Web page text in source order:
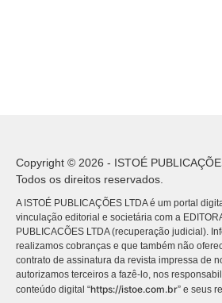
Copyright © 2026 - ISTOÉ
Todos os direitos reservados.
A ISTOÉ PUBLICAÇÕES LTDA é um portal
vinculação editorial e societária com a
PUBLICACÕES LTDA (recuperação judicial).
realizamos cobranças e que também não
contrato de assinatura da revista impressa de
autorizamos terceiros a fazê-lo, nos
conteúdo digital “https://istoe.com.br” e seus